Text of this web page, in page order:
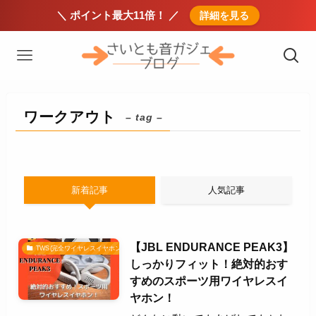
＼ ポイント最大11倍！ ／ 詳細を見る
ワークアウト – tag –
新着記事 人気記事
TWS(完全ワイヤレスイヤホン)
【JBL ENDURANCE PEAK3】
しっかりフィット！絶対的おす
すめのスポーツ用ワイヤレスイ
ヤホン！